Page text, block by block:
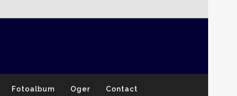
Fotoalbum Oger Contact